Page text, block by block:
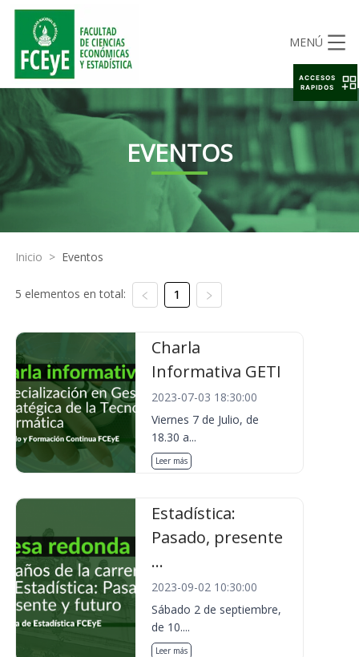
MENÚ
EVENTOS
Inicio > Eventos
5 elementos en total: 1
Charla
Informativa GETI
2023-07-03 18:30:00
Viernes 7 de Julio, de
18.30 a...
Leer más
Estadística:
Pasado, presente
...
2023-09-02 10:30:00
Sábado 2 de septiembre,
de 10....
Leer más
ACCESOS
RAPIDOS